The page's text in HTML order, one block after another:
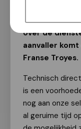
N.E.C. kan de
over de
aanvaller
Franse Troyes.
Technisch
is een
nog aan onze
al geruime tijd